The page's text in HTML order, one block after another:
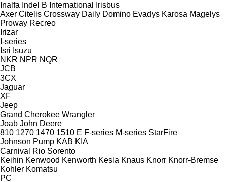
Inalfa Indel B International
Irisbus
Axer Citelis Crossway Daily Domino Evadys Karosa Magelys
Proway Recreo
Irizar
I-series
Isri Isuzu
NKR NPR NQR
JCB
3CX
Jaguar
XF
Jeep
Grand Cherokee Wrangler
Joab John Deere
810 1270 1470 1510 E F-series M-series StarFire
Johnson Pump KAB KIA
Carnival
Rio Sorento
Keihin Kenwood Kenworth Kesla Knaus Knorr Knorr-Bremse
Kohler Komatsu
PC